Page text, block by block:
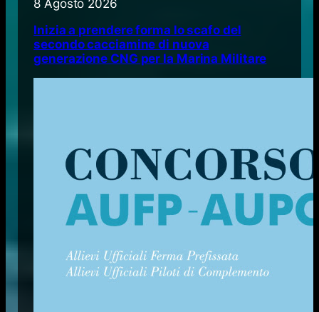
8 Agosto 2026
Inizia a prendere forma lo scafo del
secondo cacciamine di nuova
generazione CNG per la Marina Militare